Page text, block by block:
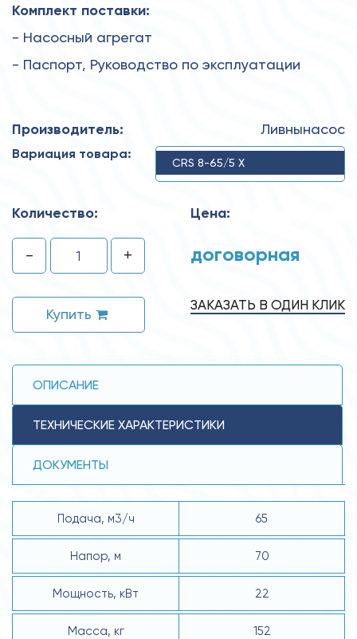
Комплект поставки:
- Насосный агрегат
- Паспорт, Руководство по эксплуатации
Производитель: Ливнынасос
Вариация товара:
CRS 8-65/5 X
Количество:
- +
Купить
Цена:
договорная
ЗАКАЗАТЬ В ОДИН КЛИК
ОПИСАНИЕ
ТЕХНИЧЕСКИЕ ХАРАКТЕРИСТИКИ
ДОКУМЕНТЫ
Подача, м3/ч 65
Напор, м 70
Мощность, кВт 22
Масса, кг 152